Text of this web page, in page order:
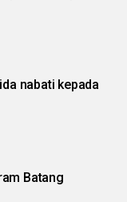
nabati kepada
Batang